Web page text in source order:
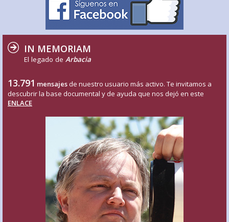
IN MEMORIAM
El legado de Arbacia
13.791 mensajes de nuestro usuario más activo. Te invitamos a
descubrir la base documental y de ayuda que nos dejó en este
ENLACE